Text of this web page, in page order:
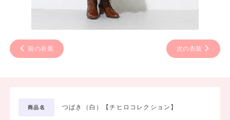
前の衣装 次の衣装
商品名 つばき（白）【チヒロコレクション】